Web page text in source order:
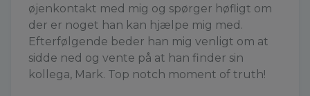
øjenkontakt med mig og spørger høfligt om
der er noget han kan hjælpe mig med.
Efterfølgende beder han mig venligt om at
sidde ned og vente på at han finder sin
kollega, Mark. Top notch moment of truth!